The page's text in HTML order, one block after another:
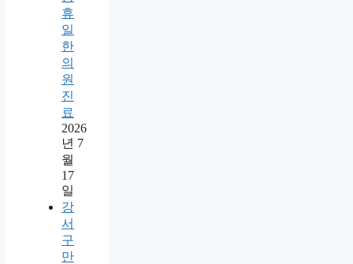
휴
일
한
의
원
진
료
2026
년 7
월
17
일
강
서
구
만